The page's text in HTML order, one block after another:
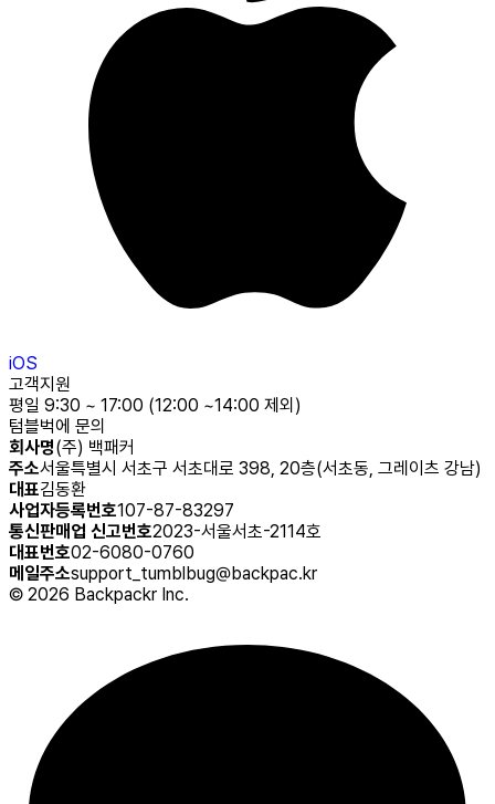
iOS
고객지원
평일 9:30 ~ 17:00 (12:00 ~14:00 제외)
텀블벅에 문의
회사명(주) 백패커
주소서울특별시 서초구 서초대로 398, 20층(서초동, 그레이츠 강남)
대표김동환
사업자등록번호107-87-83297
통신판매업 신고번호2023-서울서초-2114호
대표번호02-6080-0760
메일주소support_tumblbug@backpac.kr
© 2026 Backpackr Inc.